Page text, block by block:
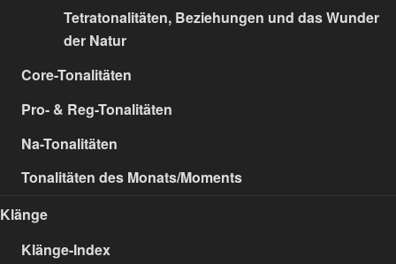
Tetratonalitäten, Beziehungen und das Wunder
der Natur
Core-Tonalitäten
Pro- & Reg-Tonalitäten
Na-Tonalitäten
Tonalitäten des Monats/Moments
Klänge
Klänge-Index